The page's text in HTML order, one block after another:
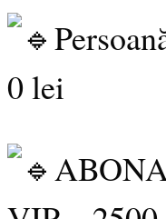
0 lei